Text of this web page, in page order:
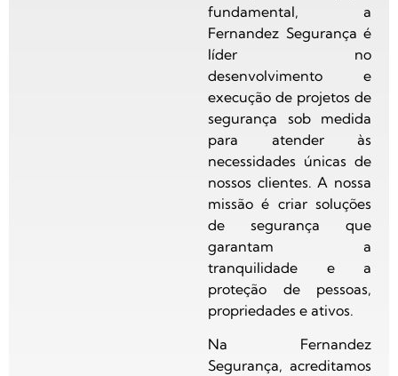
fundamental, a
Fernandez Segurança é
líder no
desenvolvimento e
execução de projetos de
segurança sob medida
para atender às
necessidades únicas de
nossos clientes. A nossa
missão é criar soluções
de segurança que
garantam a
tranquilidade e a
proteção de pessoas,
propriedades e ativos.
Na Fernandez
Segurança, acreditamos